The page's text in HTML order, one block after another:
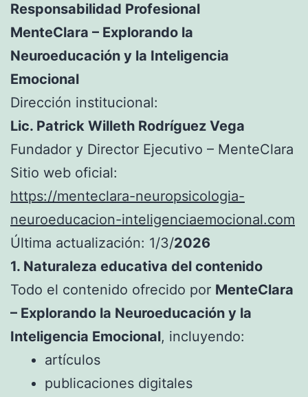
Responsabilidad Profesional
MenteClara – Explorando la
Neuroeducación y la Inteligencia
Emocional
Dirección institucional:
Lic. Patrick Willeth Rodríguez Vega
Fundador y Director Ejecutivo – MenteClara
Sitio web oficial:
https://menteclara-neuropsicologia-
neuroeducacion-inteligenciaemocional.com
Última actualización: 1/3/2026
1. Naturaleza educativa del contenido
Todo el contenido ofrecido por MenteClara
– Explorando la Neuroeducación y la
Inteligencia Emocional, incluyendo:
artículos
publicaciones digitales